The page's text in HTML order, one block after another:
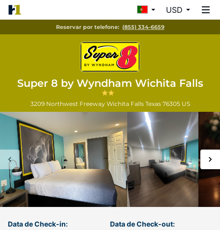
USD
Reservar por telefone: (855) 334-6659
Super 8 by Wyndham Wichita Falls
3209 Northwest Freeway Wichita Falls Texas 76305 US
Data de Check-in: Data de Check-out: